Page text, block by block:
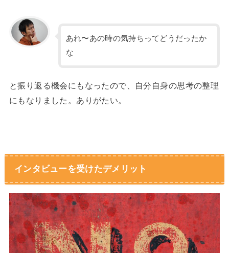
あれ〜あの時の気持ちってどうだったか
な
と振り返る機会にもなったので、自分自身の思考の整理
にもなりました。ありがたい。
インタビューを受けたデメリット